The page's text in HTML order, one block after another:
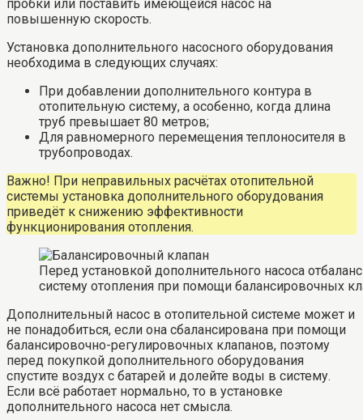
пробки или поставить имеющейся насос на
повышенную скорость.
Установка дополнительного насосного оборудования
необходима в следующих случаях:
При добавлении дополнительного контура в
отопительную систему, а особенно, когда длина
труб превышает 80 метров;
Для равномерного перемещения теплоносителя в
трубопроводах.
Важно! При неправильных расчётах отопительной
системы установка дополнительного оборудования
приведёт к снижению эффективности
функционирования отопления.
Перед установкой дополнительного насоса
систему отопления при помощи балансировочных
Дополнительный насос в отопительной системе может и
не понадобиться, если она сбалансирована при помощи
балансировочно-регулировочных клапанов, поэтому
перед покупкой дополнительного оборудования
спустите воздух с батарей и долейте воды в систему.
Если всё работает нормально, то в установке
дополнительного насоса нет смысла.